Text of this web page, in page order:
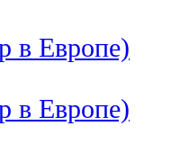
в Европе)
в Европе)